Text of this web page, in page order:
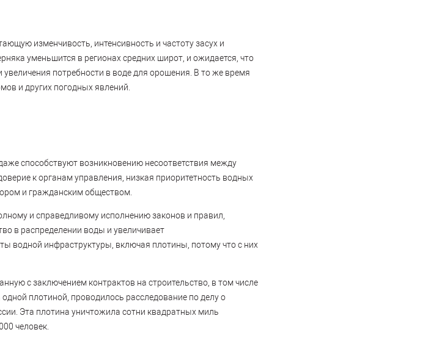
изменчивость, интенсивность и частоту засух и
уменьшится в регионах средних широт, и ожидается, что
потребности в воде для орошения. В то же время
и других погодных явлений.
способствуют возникновению несоответствия между
к органам управления, низкая приоритетность водных
и гражданским обществом.
и справедливому исполнению законов и правил,
в распределении воды и увеличивает
водной инфраструктуры, включая плотины, потому что с них
с заключением контрактов на строительство, в том числе
плотиной, проводилось расследование по делу о
Эта плотина уничтожила сотни квадратных миль
человек.